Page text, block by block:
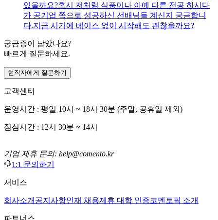
있을까요? ​ 혹시 저처럼 식품이나 아예 다른 전공 하시다
가 공기업 쪽으로 성공하신 선배님들 계신지 궁금합니
다. ​ 지금 시기에 베이스 없이 시작해도 괜찮을까요?
궁금증이 남았나요?
빠르게 질문하세요.
현직자에게 질문하기
고객센터
운영시간 : 평일 10시 ~ 18시 30분 (주말, 공휴일 제외)
점심시간 : 12시 30분 ~ 14시
기업 제휴 문의: help@comento.kr
1:1 문의하기
서비스
회사소개 공지사항인재 채용제휴 대학 인증코멘토픽 소개